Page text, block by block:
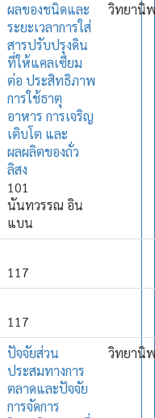
ผลของชนิดและ
ระยะเวลาการใส่
สารปรับปรุงดิน
ที่ให้แคลเซียม
ต่อ ประสิทธิภาพ
การใช้ธาตุ
อาหาร การเจริญ
เติบโต และ
ผลผลิตของถั่ว
ลิสง
101
นันทวรรณ อิน
แบน
วิทยานิ
117
117
ปัจจัยส่วน
ประสมทางการ
ตลาดและปัจจัย
การจัดการ
วิทยานิ